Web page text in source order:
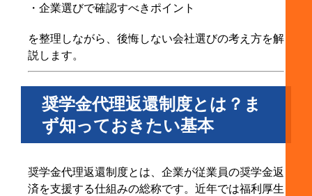
い注意点
6-2. 奨学金の種類や支援対象外のケースがある
6-3. 給与の代替なのか、追加支援なのかは確認が
必要
6-4. 目先の支援だけでなく、総合的な働きやすさ
も見るべき
に
7-1. 年収だけでは見えない“実質的な働きやす
・企業選びで確認すべきポイント
を整理しながら、後悔しない会社選びの考え方を解
説します。
奨学金代理返還制度とは？ま
ず知っておきたい基本
奨学金代理返還制度とは、企業が従業員の奨学金返
済を支援する仕組みの総称です。近年では福利厚生